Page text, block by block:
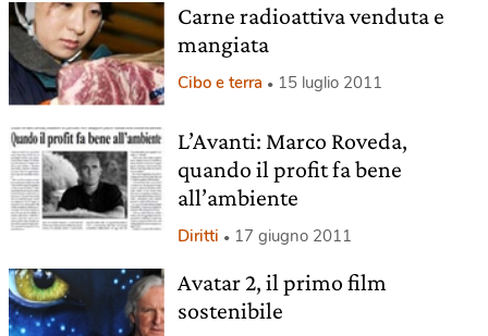
Carne radioattiva venduta e
mangiata
Cibo e terra 15 luglio 2011
L’Avanti: Marco Roveda,
quando il profit fa bene
all’ambiente
Diritti 17 giugno 2011
Avatar 2, il primo film
sostenibile